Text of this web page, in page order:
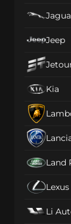
Jeep
Kia
Land
Lexus
Li